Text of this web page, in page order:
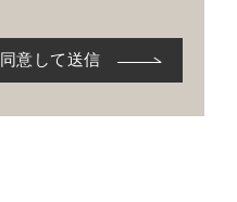
同意して送信